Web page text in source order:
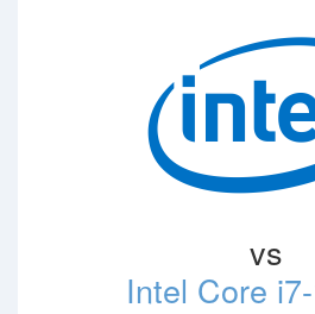
vs
Intel Core